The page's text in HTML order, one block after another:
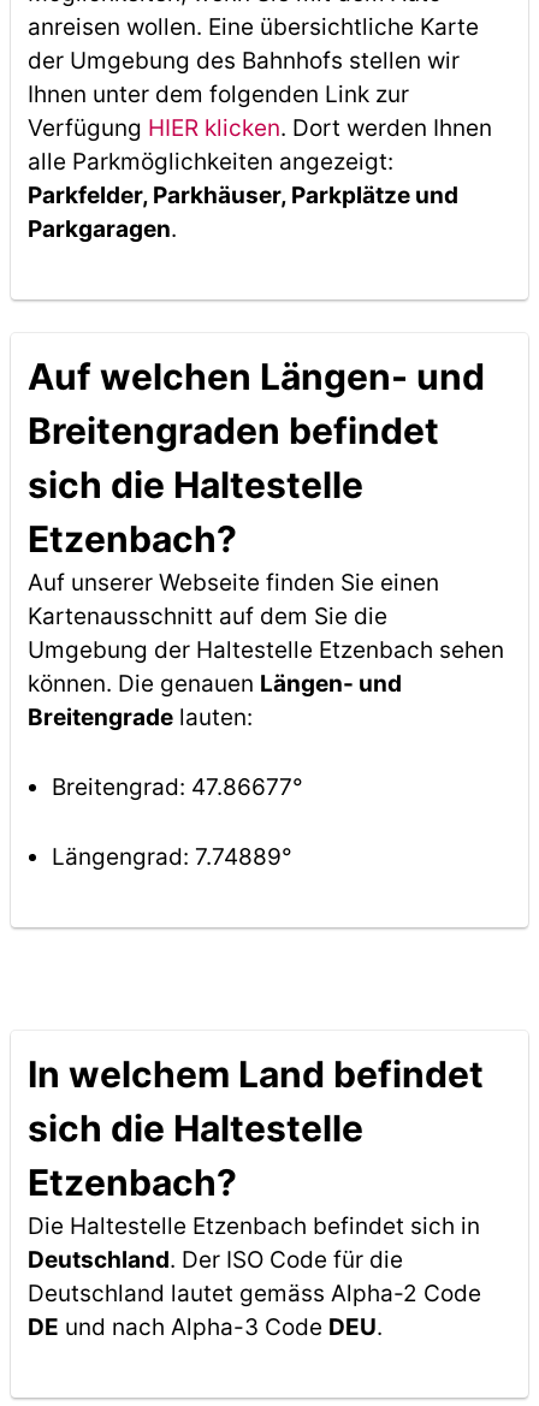
anreisen wollen. Eine übersichtliche Karte
der Umgebung des Bahnhofs stellen wir
Ihnen unter dem folgenden Link zur
Verfügung HIER klicken. Dort werden Ihnen
alle Parkmöglichkeiten angezeigt:
Parkfelder, Parkhäuser, Parkplätze und
Parkgaragen.
Auf welchen Längen- und
Breitengraden befindet
sich die Haltestelle
Etzenbach?
Auf unserer Webseite finden Sie einen
Kartenausschnitt auf dem Sie die
Umgebung der Haltestelle Etzenbach sehen
können. Die genauen Längen- und
Breitengradelauten:
Breitengrad: 47.86677°
Längengrad: 7.74889°
In welchem Land befindet
sich die Haltestelle
Etzenbach?
Die Haltestelle Etzenbach befindet sich in
Deutschland. Der ISO Code für die
Deutschland lautet gemäss Alpha-2 Code
DE und nach Alpha-3 Code DEU.